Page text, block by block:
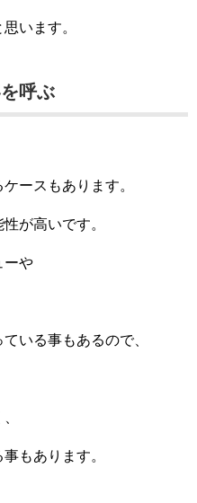
います。
呼ぶ
ースもあります。
が高いです。
ーや
いる事もあるので、
もあります。